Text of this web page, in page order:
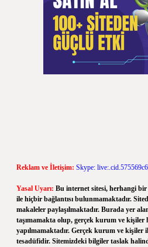
Reklam ve İletişim: Skype:
Yasal Uyarı: Bu internet sitesi, herhangi
ile hiçbir bağlantısı bulunmamaktadır.
makaleler paylaşılmaktadır. Burada yer
taşımamakta olup, gerçek kurum ve kişiler
yapılmamaktadır. Gerçek kurum ve kişiler
tesadüfidir. Sitemizdeki bilgiler taslak